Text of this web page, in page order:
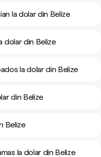
la dolar din Belize
dolar din Belize
la dolar din Belize
din Belize
Belize
la dolar din Belize